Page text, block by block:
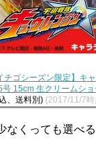
チゴシーズン限定】キ
15cm 生クリームシ
、送料別) (2017/11/7時
なくっても選べ